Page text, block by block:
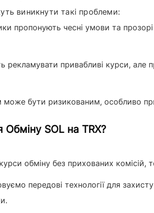
виникнути такі проблеми:
пропонують чесні умови та
привабливі курси, але
бути ризикованим, особливо
SOL на TRX?
обміну без прихованих комісій,
передові технології для